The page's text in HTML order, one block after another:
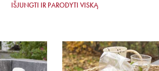
IŠJUNGTI IR PARODYTI VISKĄ